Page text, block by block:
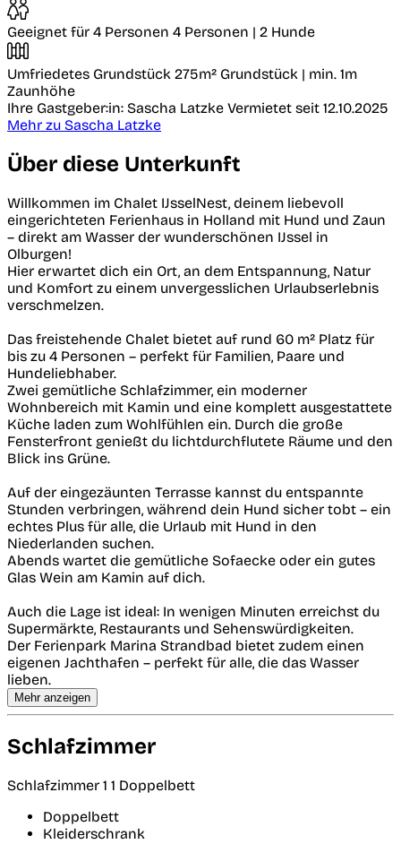
Geeignet für 4 Personen 4 Personen | 2 Hunde
Umfriedetes Grundstück 275m² Grundstück | min. 1m
Zaunhöhe
Ihre Gastgeber:in: Sascha Latzke Vermietet seit 12.10.2025
Mehr zu Sascha Latzke
Über diese Unterkunft
Willkommen im Chalet IJsselNest, deinem liebevoll
eingerichteten Ferienhaus in Holland mit Hund und Zaun
– direkt am Wasser der wunderschönen IJssel in
Olburgen!
Hier erwartet dich ein Ort, an dem Entspannung, Natur
und Komfort zu einem unvergesslichen Urlaubserlebnis
verschmelzen.
Das freistehende Chalet bietet auf rund 60 m² Platz für
bis zu 4 Personen – perfekt für Familien, Paare und
Hundeliebhaber.
Zwei gemütliche Schlafzimmer, ein moderner
Wohnbereich mit Kamin und eine komplett ausgestattete
Küche laden zum Wohlfühlen ein. Durch die große
Fensterfront genießt du lichtdurchflutete Räume und den
Blick ins Grüne.
Auf der eingezäunten Terrasse kannst du entspannte
Stunden verbringen, während dein Hund sicher tobt – ein
echtes Plus für alle, die Urlaub mit Hund in den
Niederlanden suchen.
Abends wartet die gemütliche Sofaecke oder ein gutes
Glas Wein am Kamin auf dich.
Auch die Lage ist ideal: In wenigen Minuten erreichst du
Supermärkte, Restaurants und Sehenswürdigkeiten.
Der Ferienpark Marina Strandbad bietet zudem einen
eigenen Jachthafen – perfekt für alle, die das Wasser
lieben.
Mehr anzeigen
Schlafzimmer
Schlafzimmer 1 1 Doppelbett
Doppelbett
Kleiderschrank